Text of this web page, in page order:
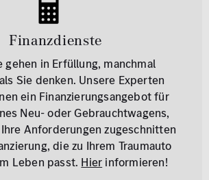
Finanzdienste
gehen in Erfüllung, manchmal
Sie denken. Unsere Experten
ein Finanzierungsangebot für
Neu- oder Gebrauchtwagens,
Anforderungen zugeschnitten
die zu Ihrem Traumauto
Leben passt. Hier informieren!